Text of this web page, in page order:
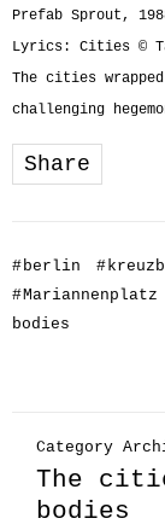
Prefab Sprout,
Lyrics: Cities ©
The cities
challenging
Share
# berlin #
#Mariannenplatz
bodies
Category
The
bodies